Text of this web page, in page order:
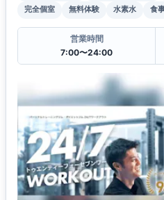
完全個室
無料体験 水素水 食
営業時間
7:00〜24:00